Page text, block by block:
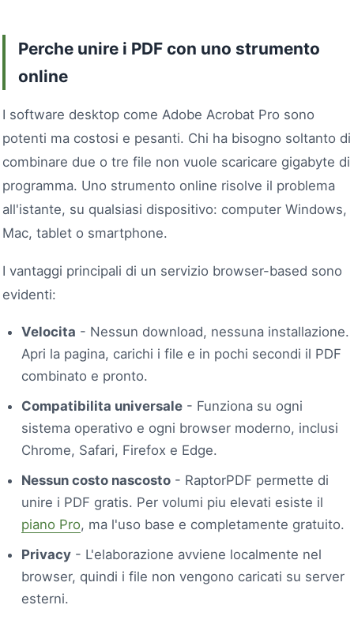
Perche unire i PDF con uno strumento
online
I software desktop come Adobe Acrobat Pro sono
potenti ma costosi e pesanti. Chi ha bisogno soltanto di
combinare due o tre file non vuole scaricare gigabyte di
programma. Uno strumento online risolve il problema
all'istante, su qualsiasi dispositivo: computer Windows,
Mac, tablet o smartphone.
I vantaggi principali di un servizio browser-based sono
evidenti:
Velocita - Nessun download, nessuna installazione.
Apri la pagina, carichi i file e in pochi secondi il PDF
combinato e pronto.
Compatibilita universale - Funziona su ogni
sistema operativo e ogni browser moderno, inclusi
Chrome, Safari, Firefox e Edge.
Nessun costo nascosto - RaptorPDF permette di
unire i PDF gratis. Per volumi piu elevati esiste il
piano Pro, ma l'uso base e completamente gratuito.
Privacy - L'elaborazione avviene localmente nel
browser, quindi i file non vengono caricati su server
esterni.